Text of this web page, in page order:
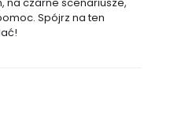
Spójrz na ten